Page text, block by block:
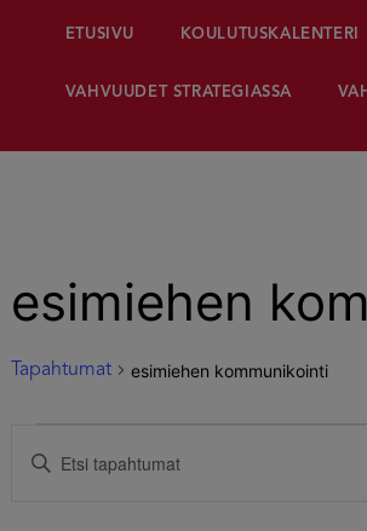
ETUSIVU KOULUTUSKALENTERI
VAHVUUDET STRATEGIASSA
esimiehen
Tapahtumat esimiehen kommunikointi
Tapahtumat
Tapahtumat
Syötä